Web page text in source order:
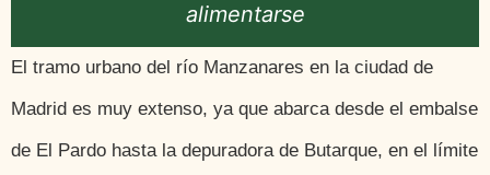
alimentarse
El tramo urbano del río Manzanares en la ciudad de
Madrid es muy extenso, ya que abarca desde el embalse
de El Pardo hasta la depuradora de Butarque, en el límite